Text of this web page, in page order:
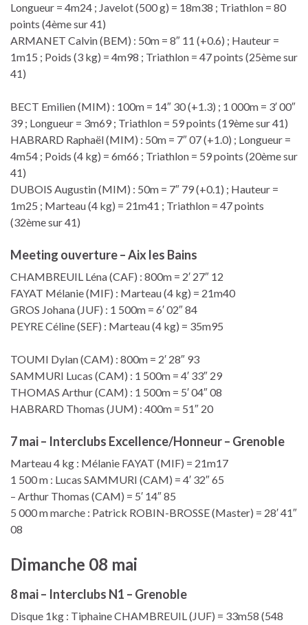
Longueur = 4m24 ; Javelot (500 g) = 18m38 ; Triathlon = 80
points (4ème sur 41)
ARMANET Calvin (BEM) : 50m = 8″ 11 (+0.6) ; Hauteur =
1m15 ; Poids (3 kg) = 4m98 ; Triathlon = 47 points (25ème sur
41)
BECT Emilien (MIM) : 100m = 14″ 30 (+1.3) ; 1 000m = 3′ 00″
39 ; Longueur = 3m69 ; Triathlon = 59 points (19ème sur 41)
HABRARD Raphaël (MIM) : 50m = 7″ 07 (+1.0) ; Longueur =
4m54 ; Poids (4 kg) = 6m66 ; Triathlon = 59 points (20ème sur
41)
DUBOIS Augustin (MIM) : 50m = 7″ 79 (+0.1) ; Hauteur =
1m25 ; Marteau (4 kg) = 21m41 ; Triathlon = 47 points
(32ème sur 41)
Meeting ouverture – Aix les Bains
CHAMBREUIL Léna (CAF) : 800m = 2′ 27″ 12
FAYAT Mélanie (MIF) : Marteau (4 kg) = 21m40
GROS Johana (JUF) : 1 500m = 6′ 02″ 84
PEYRE Céline (SEF) : Marteau (4 kg) = 35m95
TOUMI Dylan (CAM) : 800m = 2′ 28″ 93
SAMMURI Lucas (CAM) : 1 500m = 4′ 33″ 29
THOMAS Arthur (CAM) : 1 500m = 5′ 04″ 08
HABRARD Thomas (JUM) : 400m = 51″ 20
7 mai – Interclubs Excellence/Honneur – Grenoble
Marteau 4 kg : Mélanie FAYAT (MIF) = 21m17
1 500 m : Lucas SAMMURI (CAM) = 4′ 32″ 65
– Arthur Thomas (CAM) = 5′ 14″ 85
5 000 m marche : Patrick ROBIN-BROSSE (Master) = 28′ 41″
08
Dimanche 08 mai
8 mai – Interclubs N1 – Grenoble
Disque 1kg : Tiphaine CHAMBREUIL (JUF) = 33m58 (548